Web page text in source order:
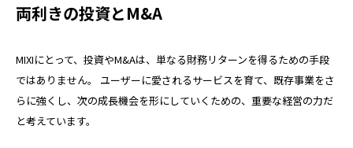
両利きの投資とM&A
MIXIにとって、投資やM&Aは、単なる財務リターンを得るための手段
ではありません。 ユーザーに愛されるサービスを育て、既存事業をさ
らに強くし、次の成長機会を形にしていくための、重要な経営の力だ
と考えています。